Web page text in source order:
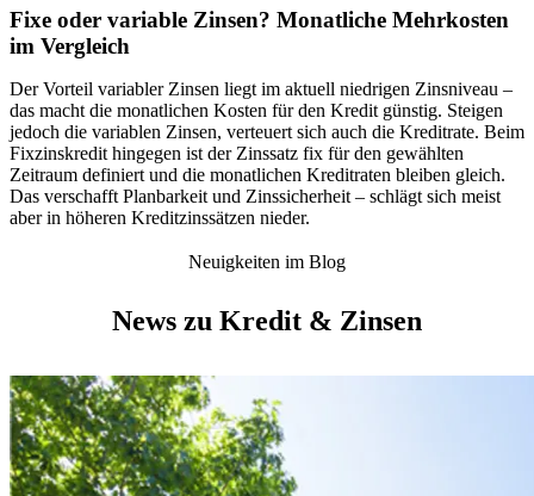
Fixe oder variable Zinsen? Monatliche Mehrkosten
im Vergleich
Der Vorteil variabler Zinsen liegt im aktuell niedrigen Zinsniveau –
das macht die monatlichen Kosten für den Kredit günstig. Steigen
jedoch die variablen Zinsen, verteuert sich auch die Kreditrate. Beim
Fixzinskredit hingegen ist der Zinssatz fix für den gewählten
Zeitraum definiert und die monatlichen Kreditraten bleiben gleich.
Das verschafft Planbarkeit und Zinssicherheit – schlägt sich meist
aber in höheren Kreditzinssätzen nieder.
Neuigkeiten im Blog
News zu Kredit & Zinsen